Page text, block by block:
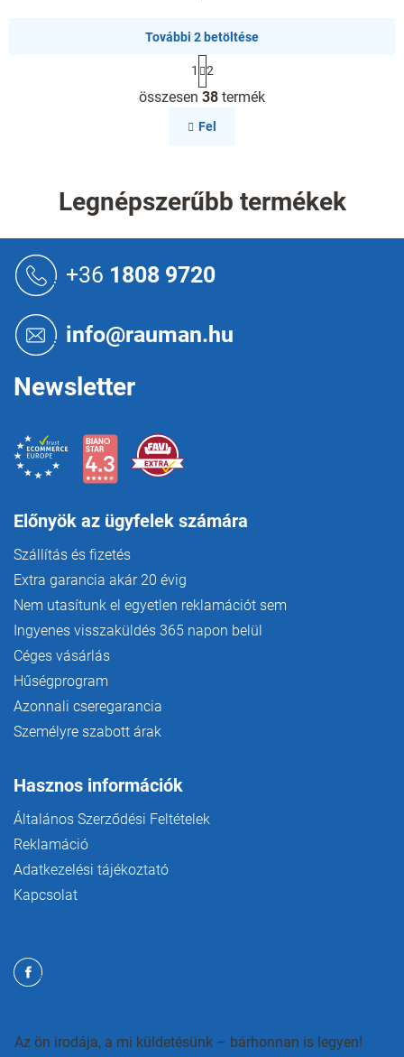
L
i
s
r
á
y
t
e
l
További 2 betöltése
L
a
p
o
z
1 2
összesen 38 termék
Fel
Legnépszerűbb termékek
+36 1808 9720
info@rauman.hu
Newsletter
Előnyök az ügyfelek számára
Szállítás és fizetés
Extra garancia akár 20 évig
Nem utasítunk el egyetlen reklamációt sem
Ingyenes visszaküldés 365 napon belül
Céges vásárlás
Hűségprogram
Azonnali cseregarancia
Személyre szabott árak
Hasznos információk
Általános Szerződési Feltételek
Reklamáció
Adatkezelési tájékoztató
Kapcsolat
Az ön irodája, a mi küldetésünk – bárhonnan is legyen!